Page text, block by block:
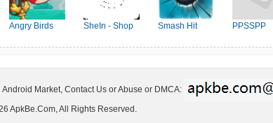
Angry Birds
SheIn - Shop
Smash Hit PPSSPP
Market, Contact Us or Abuse or DMCA:
ApkBe.Com, All Rights Reserved.